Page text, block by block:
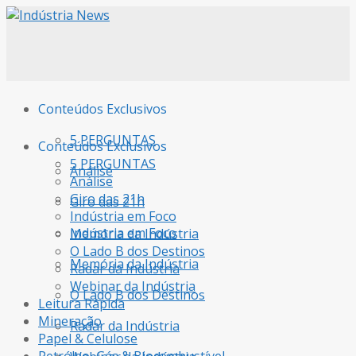
Conteúdos Exclusivos
5 PERGUNTAS
Análise
Giro das 21h
Indústria em Foco
Memória da Indústria
O Lado B dos Destinos
Radar da Indústria
Conteúdos Exclusivos
5 PERGUNTAS
Análise
Giro das 21h
Indústria em Foco
Memória da Indústria
O Lado B dos Destinos
Radar da Indústria
Webinar da Indústria
Leitura Rápida
Mineração
Papel & Celulose